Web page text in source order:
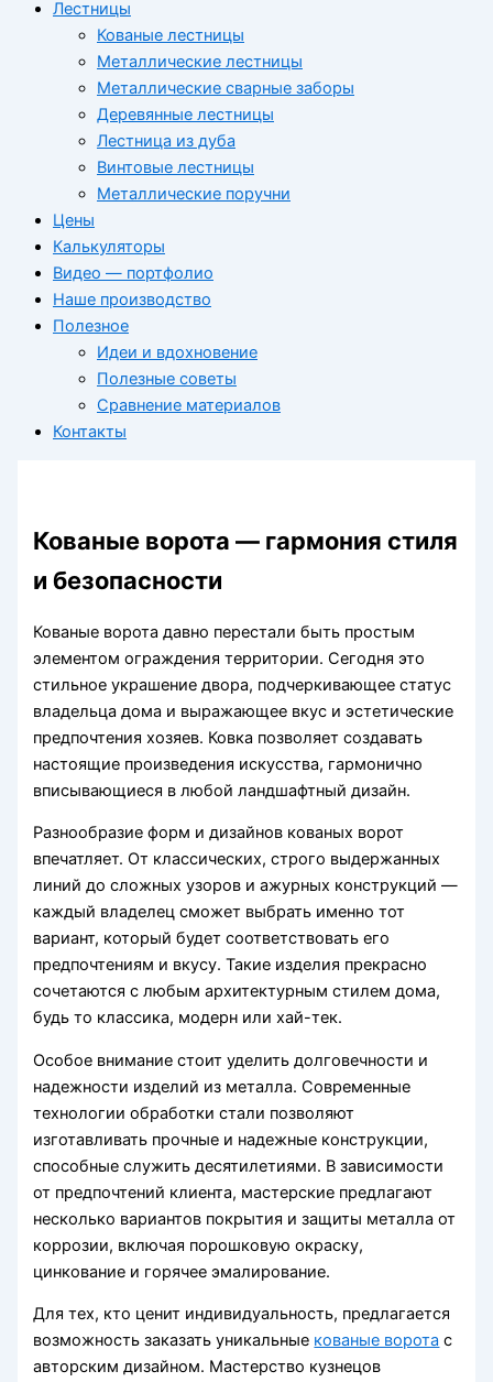
Лестницы
Кованые лестницы
Металлические лестницы
Металлические сварные заборы
Деревянные лестницы
Лестница из дуба
Винтовые лестницы
Металлические поручни
Цены
Калькуляторы
Видео — портфолио
Наше производство
Полезное
Идеи и вдохновение
Полезные советы
Сравнение материалов
Контакты
Кованые ворота — гармония стиля
и безопасности
Кованые ворота давно перестали быть простым
элементом ограждения территории. Сегодня это
стильное украшение двора, подчеркивающее статус
владельца дома и выражающее вкус и эстетические
предпочтения хозяев. Ковка позволяет создавать
настоящие произведения искусства, гармонично
вписывающиеся в любой ландшафтный дизайн.
Разнообразие форм и дизайнов кованых ворот
впечатляет. От классических, строго выдержанных
линий до сложных узоров и ажурных конструкций —
каждый владелец сможет выбрать именно тот
вариант, который будет соответствовать его
предпочтениям и вкусу. Такие изделия прекрасно
сочетаются с любым архитектурным стилем дома,
будь то классика, модерн или хай-тек.
Особое внимание стоит уделить долговечности и
надежности изделий из металла. Современные
технологии обработки стали позволяют
изготавливать прочные и надежные конструкции,
способные служить десятилетиями. В зависимости
от предпочтений клиента, мастерские предлагают
несколько вариантов покрытия и защиты металла от
коррозии, включая порошковую окраску,
цинкование и горячее эмалирование.
Для тех, кто ценит индивидуальность, предлагается
возможность заказать уникальные кованые ворота с
авторским дизайном. Мастерство кузнецов